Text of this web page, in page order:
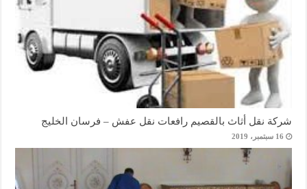
شركة نقل أثاث بالقصيم رافعات نقل عفش – فرسان الخليج
16 سبتمبر، 2019